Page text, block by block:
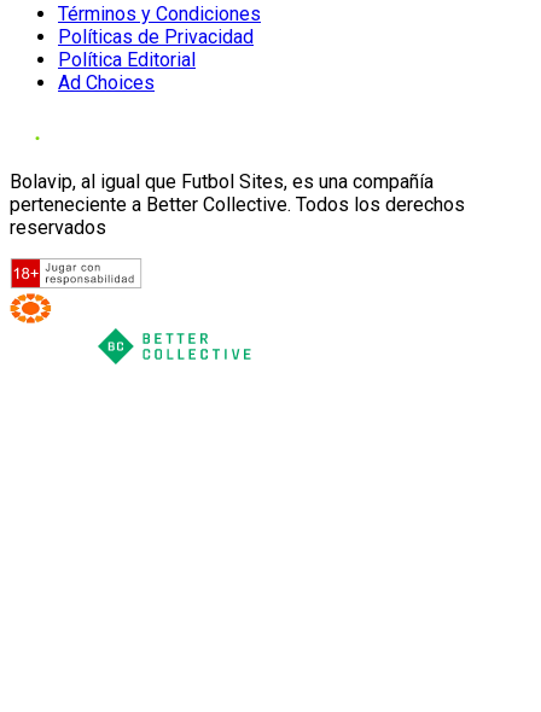
Términos y Condiciones
Políticas de Privacidad
Política Editorial
Ad Choices
Bolavip, al igual que Futbol Sites, es una compañía
perteneciente a Better Collective. Todos los derechos
reservados